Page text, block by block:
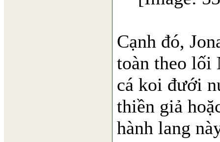
Cạnh đó,
toàn theo lối
cá koi đưới
thiền giả
hành lang